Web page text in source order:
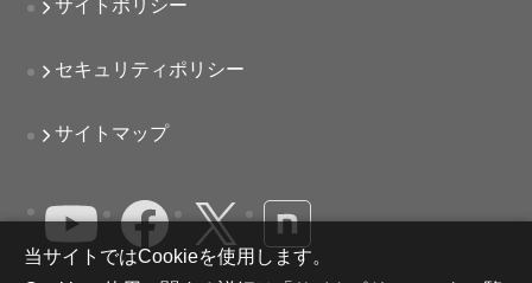
サイトポリシー
セキュリティポリシー
サイトマップ
当サイトではCookieを使用します。